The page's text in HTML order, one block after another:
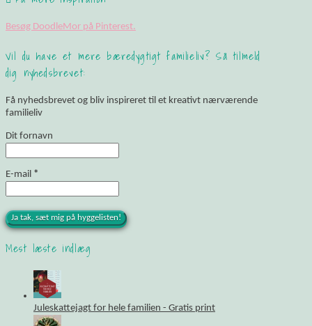
Besøg DoodleMor på Pinterest.
Vil du have et mere bæredygtigt familieliv? Så tilmeld
dig nyhedsbrevet:
Få nyhedsbrevet og bliv inspireret til et kreativt nærværende
familieliv
Dit fornavn
E-mail *
Mest læste indlæg
Juleskattejagt for hele familien - Gratis print